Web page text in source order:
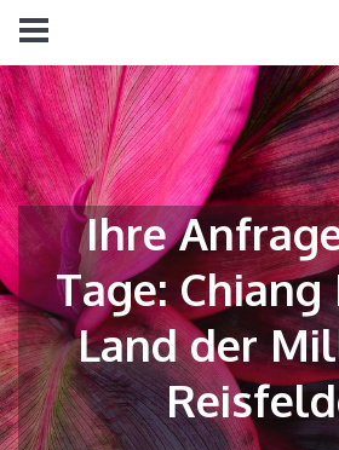
Ihre
Tage: Chiang
Land der